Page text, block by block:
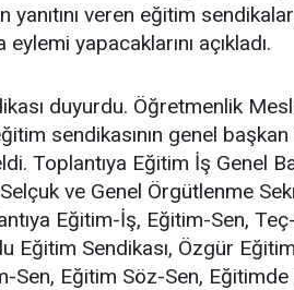
yanıtını veren eğitim
yapacaklarını açıkladı.
duyurdu. Öğretmenlik
sendikasının genel
Toplantıya Eğitim İş Genel
ve Genel Örgütlenme
Eğitim-İş, Eğitim-Sen,
Eğitim Sendikası, Özgür
Sen, Eğitim Söz-Sen,